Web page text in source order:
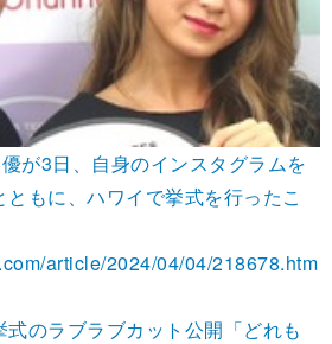
が3日、自身のインスタグラムを
もに、ハワイで挙式を行ったこ
article/2024/04/04/218678.htm
のラブラブカット公開「どれも